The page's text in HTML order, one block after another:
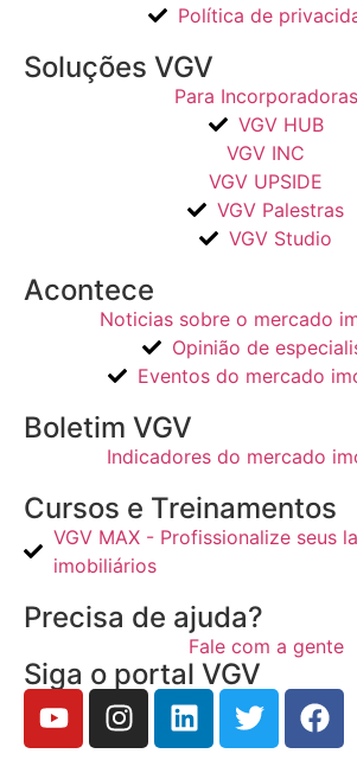
Política de
Soluções VGV
Para Incorporadoras
VGV HUB
VGV INC
VGV UPSIDE
VGV Palestras
VGV Studio
Acontece
Noticias sobre o mercado
Opinião de
Eventos do mercado
Boletim VGV
Indicadores do mercado
Cursos e Treinamentos
VGV MAX - Profissionalize seus
imobiliários
Precisa de ajuda?
Fale com a gente
Siga o portal VGV